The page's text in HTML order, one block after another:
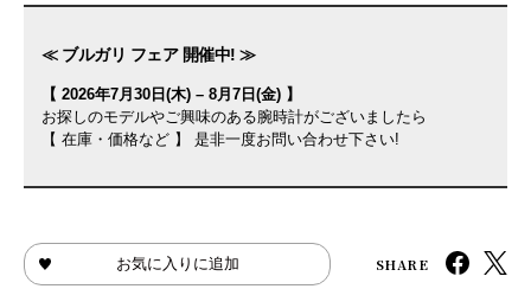
≪ ブルガリ フェア 開催中! ≫
【 2026年7月30日(木) – 8月7日(金) 】
お探しのモデルやご興味のある腕時計がございましたら
【 在庫・価格など 】 是非一度お問い合わせ下さい!
お気に入りに追加 SHARE